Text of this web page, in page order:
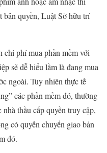
bản quyền, Luật Sở hữu trí
phí mua phần mềm với
sẽ dễ hiểu lầm là đang mua
ngoài. Tuy nhiên thực tế
các phần mềm đó, thường
thầu cấp quyền truy cập,
có quyền chuyển giao bản
đó.